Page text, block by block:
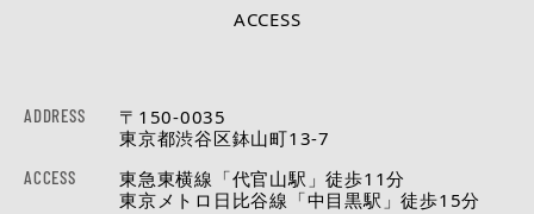
ACCESS
ADDRESS
〒150-0035
東京都渋谷区鉢山町13-7
ACCESS
東急東横線「代官山駅」徒歩11分
東京メトロ日比谷線「中目黒駅」徒歩15分